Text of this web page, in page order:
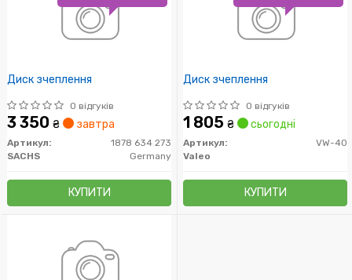
Диск зчеплення
0 відгуків
3 350 ₴ завтра
Артикул:
1878 634 273
SACHS
Germany
КУПИТИ
Диск зчеплення
0 відгуків
1 805 ₴ сьогодні
Артикул:
VW-40
Valeo
КУПИТИ